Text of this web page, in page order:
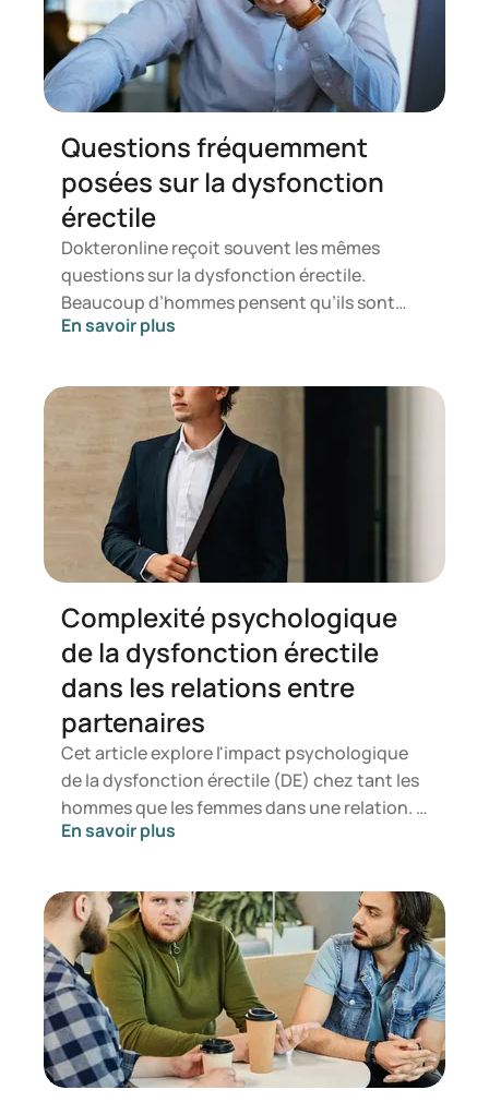
Questions fréquemment
posées sur la dysfonction
érectile
Dokteronline reçoit souvent les mêmes
questions sur la dysfonction érectile.
Beaucoup d’hommes pensent qu’ils sont
seuls à en souffrir. Mais ils se trompent, car 1
Nous avons pour cette raison posé une série
de questions au docteur Malik. Le docteur I.
Malik est spécialisé en médecine générale. Il
s’intéresse principalement à l’aide aux
hommes souffrant de dysfonction érectile et
au traitement de la perte de cheveux. Nous
avons été les premiers à lui demander le
pourquoi de cet intérêt.
En savoir plus
Complexité psychologique
de la dysfonction érectile
dans les relations entre
partenaires
Cet article explore l'impact psychologique
de la dysfonction érectile (DE) chez tant les
hommes que les femmes dans une relation. Il
explore la manière dont les relations,
communication, l’honnêteté, la
responsabilité et la vulnérabilité, sont
affectées lorsque l'intimité sexuelle est
touchée par la dysfonction érectile. Vous
trouverez ci-après des idées et des solutions
pratiques pour relever ensemble ces défis.
En savoir plus